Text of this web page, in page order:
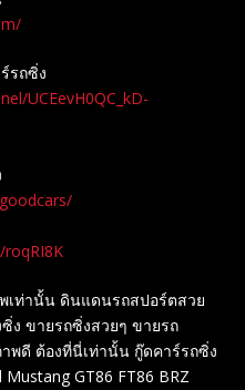
รถซิ่ง
UCEevH0QC_kD-
เท่านั้น ดินแดนรถสปอร์ตสวย
ง ขายรถซิ่งสวยๆ ขายรถ
พดี ต้องที่นี่เท่านั้น กู๊ดคาร์รถซิ่ง
GT86 FT86 BRZ